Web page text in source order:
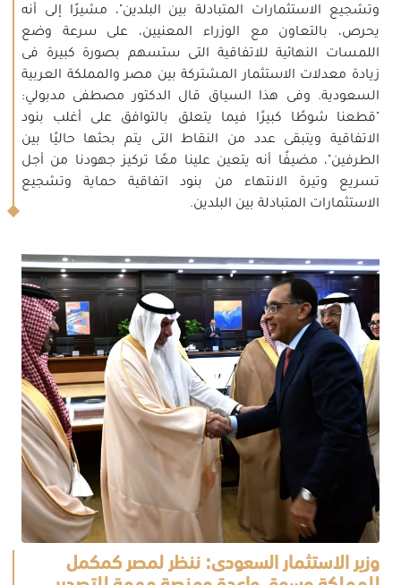
وتشجيع الاستثمارات المتبادلة بين البلدين"، مشيرًا إلى أنه
يحرص، بالتعاون مع الوزراء المعنيين، على سرعة وضع
اللمسات النهائية للاتفاقية التى ستسهم بصورة كبيرة فى
زيادة معدلات الاستثمار المشتركة بين مصر والمملكة العربية
السعودية. وفى هذا السياق قال الدكتور مصطفى مدبولي:
"قطعنا شوطًا كبيرًا فيما يتعلق بالتوافق على أغلب بنود
الاتفاقية ويتبقى عدد من النقاط التى يتم بحثها حاليًا بين
الطرفين"، مضيفًا أنه يتعين علينا معًا تركيز جهودنا من أجل
تسريع وتيرة الانتهاء من بنود اتفاقية حماية وتشجيع
الاستثمارات المتبادلة بين البلدين.
وزير الاستثمار السعودى: ننظر لمصر كمكمل